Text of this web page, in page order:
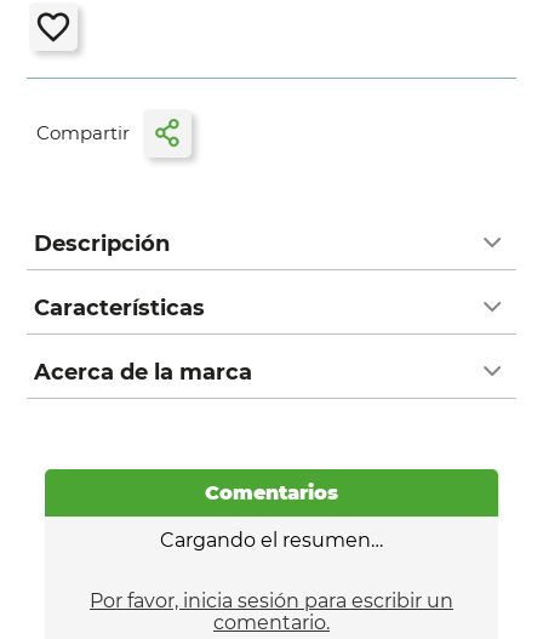
Descripción
Características
Acerca de la marca
Comentarios
Cargando el resumen…
Por favor, inicia sesión para escribir un
comentario.